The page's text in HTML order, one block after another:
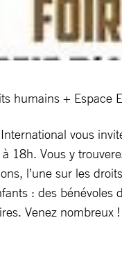
humains + Espace
vous
18h. Vous y
l’une sur les
: des bénévoles
Venez nombreux